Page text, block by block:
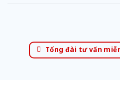
Tổng đài tư vấn